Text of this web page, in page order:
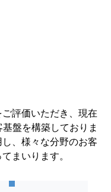
評価いただき、現在
盤を構築しておりま
、様々な分野のお客
まいります。